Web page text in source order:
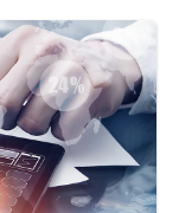
冬）博览会 (202
列︰AI「资」
司×AI】资助驱